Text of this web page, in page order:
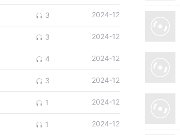
3 2024-12
3 2024-12
4 2024-12
3 2024-12
1 2024-12
1 2024-12